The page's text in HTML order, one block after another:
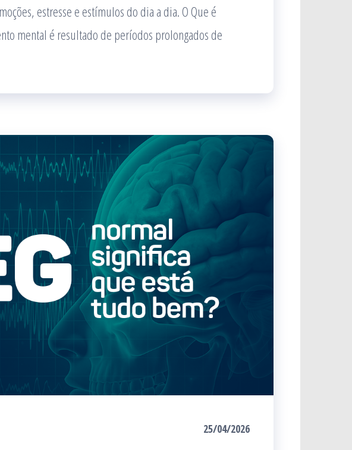
estresse e estímulos do dia a dia. O Que é
mental é resultado de períodos prolongados de
25/04/2026